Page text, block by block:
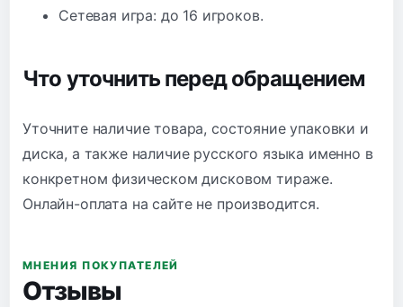
Сетевая игра: до 16 игроков.
Что уточнить перед обращением
Уточните наличие товара, состояние упаковки и
диска, а также наличие русского языка именно в
конкретном физическом дисковом тираже.
Онлайн-оплата на сайте не производится.
МНЕНИЯ ПОКУПАТЕЛЕЙ
Отзывы